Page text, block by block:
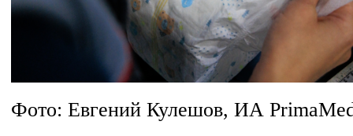
Фото: Евгений Кулешов, ИА